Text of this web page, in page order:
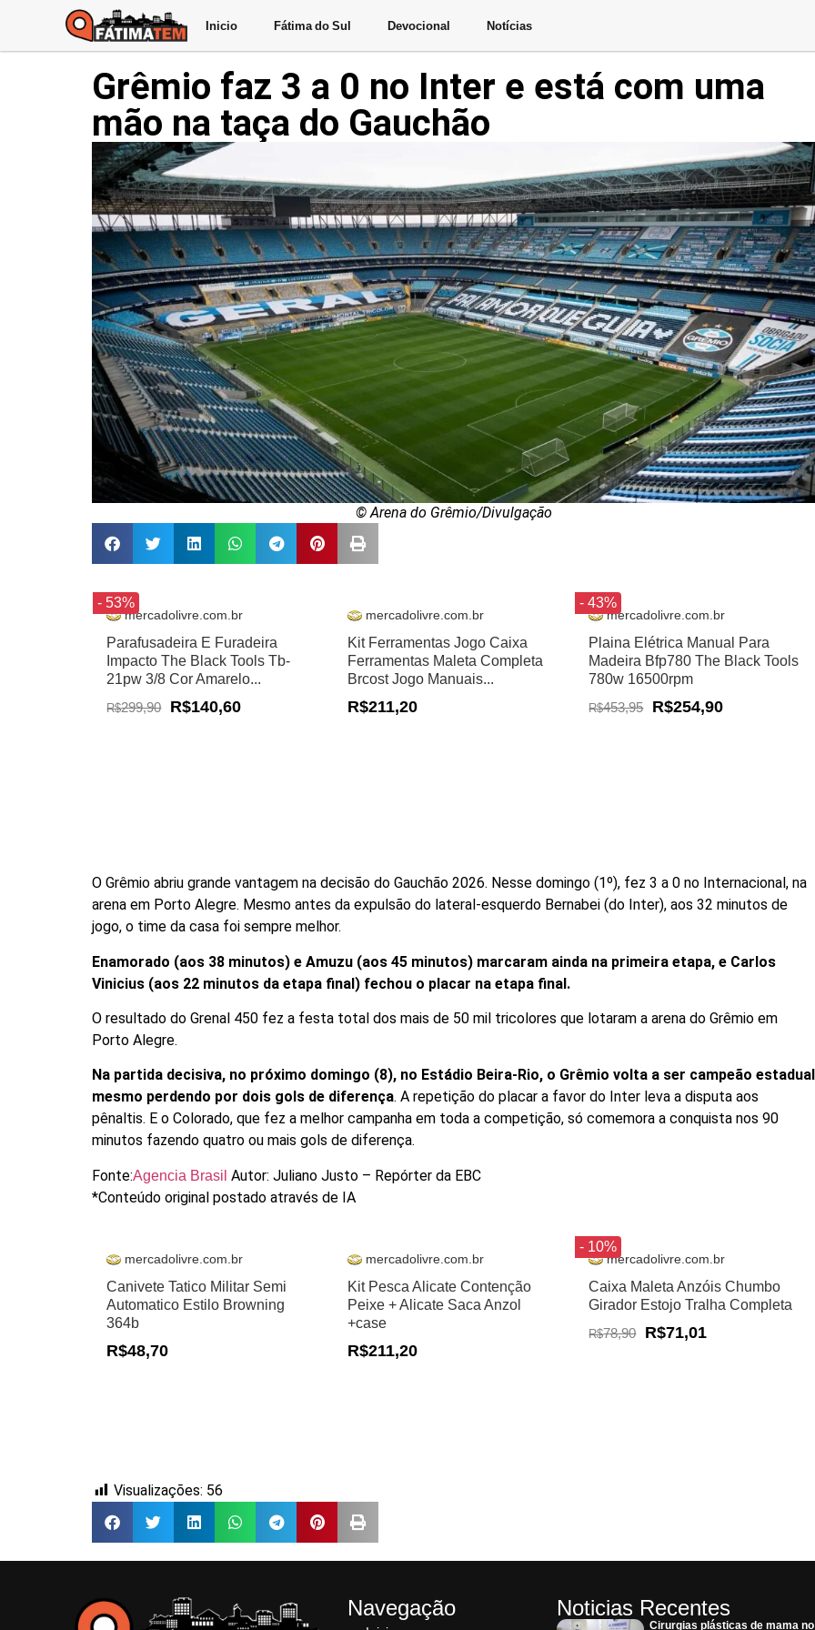
Inicio Fátima do Sul Devocional Notícias
Grêmio faz 3 a 0 no Inter e está com uma
mão na taça do Gauchão
© Arena do Grêmio/Divulgação
- 53%
mercadolivre.com.br
Parafusadeira E Furadeira
Impacto The Black Tools Tb-
21pw 3/8 Cor Amarelo...
R$299,90 R$140,60
mercadolivre.com.br
Kit Ferramentas Jogo Caixa
Ferramentas Maleta Completa
Brcost Jogo Manuais...
R$211,20
- 43%
mercadolivre.com.br
Plaina Elétrica Manual Para
Madeira Bfp780 The Black Tools
780w 16500rpm
R$453,95 R$254,90
O Grêmio abriu grande vantagem na decisão do Gauchão 2026. Nesse domingo (1º), fez 3 a 0 no Internacional, na
arena em Porto Alegre. Mesmo antes da expulsão do lateral-esquerdo Bernabei (do Inter), aos 32 minutos de
jogo, o time da casa foi sempre melhor.
Enamorado (aos 38 minutos) e Amuzu (aos 45 minutos) marcaram ainda na primeira etapa, e Carlos
Vinicius (aos 22 minutos da etapa final) fechou o placar na etapa final.
O resultado do Grenal 450 fez a festa total dos mais de 50 mil tricolores que lotaram a arena do Grêmio em
Porto Alegre.
Na partida decisiva, no próximo domingo (8), no Estádio Beira-Rio, o Grêmio volta a ser campeão estadual
mesmo perdendo por dois gols de diferença. A repetição do placar a favor do Inter leva a disputa aos
pênaltis. E o Colorado, que fez a melhor campanha em toda a competição, só comemora a conquista nos 90
minutos fazendo quatro ou mais gols de diferença.
Fonte:Agencia BrasilAutor: Juliano Justo – Repórter da EBC
*Conteúdo original postado através de IA
mercadolivre.com.br
Canivete Tatico Militar Semi
Automatico Estilo Browning
364b
R$48,70
mercadolivre.com.br
Kit Pesca Alicate Contenção
Peixe + Alicate Saca Anzol
+case
R$211,20
- 10%
mercadolivre.com.br
Caixa Maleta Anzóis Chumbo
Girador Estojo Tralha Completa
R$78,90 R$71,01
Visualizações: 56
Navegação Noticias Recentes
Cirurgias plásticas de mama no